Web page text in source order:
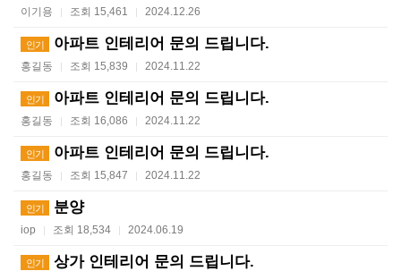
이기용 | 조회 15,461 | 2024.12.26
인기 아파트 인테리어 문의 드립니다.
홍길동 | 조회 15,839 | 2024.11.22
인기 아파트 인테리어 문의 드립니다.
홍길동 | 조회 16,086 | 2024.11.22
인기 아파트 인테리어 문의 드립니다.
홍길동 | 조회 15,847 | 2024.11.22
인기 분양
iop | 조회 18,534 | 2024.06.19
인기 상가 인테리어 문의 드립니다.